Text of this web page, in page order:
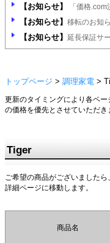
【お知らせ】 「価格
【お知らせ】 移転のお知
【お知らせ】 延長保証サ
トップページ > 調理家電 >
更新のタイミングにより各ペ
の価格を優先とさせていただき
Tiger
ご希望の商品がございましたら
詳細ページに移動します。
商品名